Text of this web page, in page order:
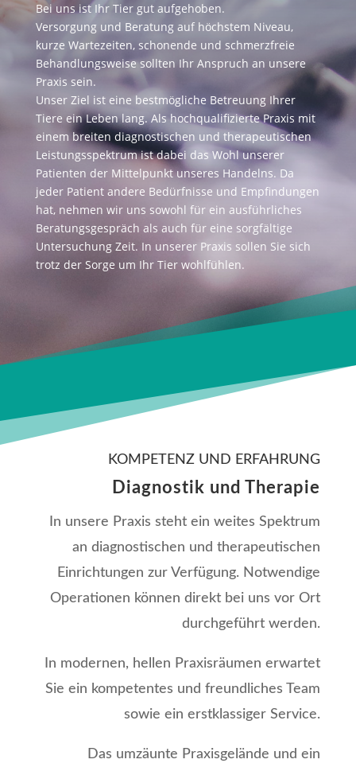
Bei uns ist Ihr Tier gut aufgehoben.
Versorgung und Beratung auf höchstem Niveau,
kurze Wartezeiten, schonende und schmerzfreie
Behandlungsweise sollten Ihr Anspruch an unsere
Praxis sein.
Unser Ziel ist eine bestmögliche Betreuung Ihrer
Tiere ein Leben lang. Als hochqualifizierte Praxis mit
einem breiten diagnostischen und therapeutischen
Leistungsspektrum ist dabei das Wohl unserer
Patienten der Mittelpunkt unseres Handelns. Da
jeder Patient andere Bedürfnisse und Empfindungen
hat, nehmen wir uns sowohl für ein ausführliches
Beratungsgespräch als auch für eine sorgfältige
Untersuchung Zeit. In unserer Praxis sollen Sie sich
trotz der Sorge um Ihr Tier wohlfühlen.
KOMPETENZ UND ERFAHRUNG
Diagnostik und Therapie
In unsere Praxis steht ein weites Spektrum
an diagnostischen und therapeutischen
Einrichtungen zur Verfügung. Notwendige
Operationen können direkt bei uns vor Ort
durchgeführt werden.
In modernen, hellen Praxisräumen erwartet
Sie ein kompetentes und freundliches Team
sowie ein erstklassiger Service.
Das umzäunte Praxisgelände und ein